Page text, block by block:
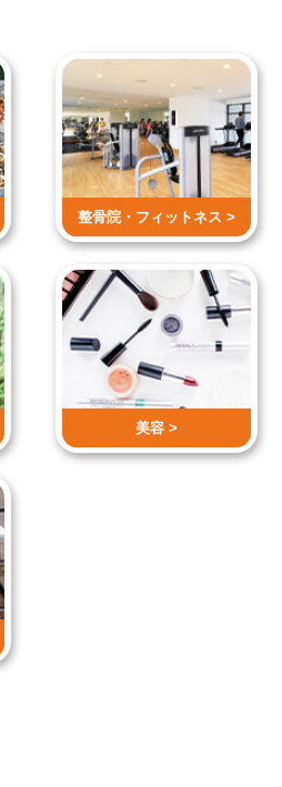
整骨院・ フィットネス >
美容 >